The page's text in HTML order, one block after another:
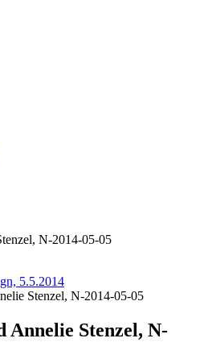
N-2014-05-05
5.5.2014
Stenzel, N-2014-05-05
Annelie Stenzel, N-